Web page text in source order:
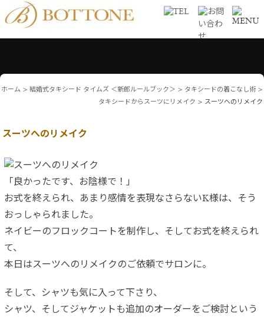
ホーム > 結婚式タキシード タイムズ ＜新郎ルールブック＞ > タキシードの着こなし術 >
タキシードからスーツにリメイク > スーツへのリメイク
スーツへのリメイク
「良かったです、お陰様で！」
お式を終えられ、あまり感情を表現なさらないK様は、そう
おっしゃられました。
ネイビーのフロックコートを制作し、そしてお式を終えられ
て、
本日はスーツへのリメイクのご依頼でサロンに。
そして、シャツも気に入って下さり、
シャツ、そしてジャケットも追加のオーダーをご検討という